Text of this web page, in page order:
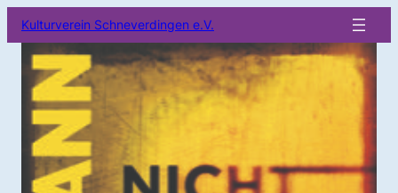
Kulturverein Schneverdingen e.V.